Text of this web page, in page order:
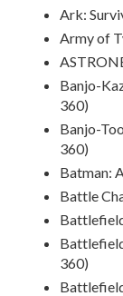
Ark:
Army of
Banjo-
360)
Banjo-
360)
Batman:
Battle
360)